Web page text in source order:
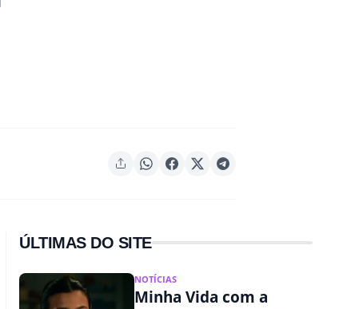
ÚLTIMAS DO SITE
NOTÍCIAS
Minha Vida com a